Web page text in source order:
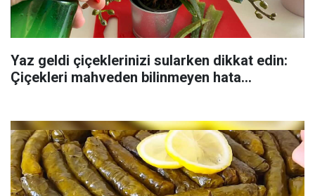
Yaz geldi çiçeklerinizi sularken dikkat edin:
Çiçekleri mahveden bilinmeyen hata...